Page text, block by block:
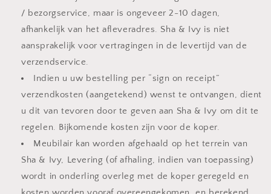
/ bezorgservice, maar is ongeveer 2-10 dagen,
afhankelijk van het afleveradres. Sha & Ivy is niet
aansprakelijk voor vertragingen in de levertijd van de
verzendservice.
Indien u uw bestelling per “sign on receipt”
verzendkosten (aangetekend) wenst te ontvangen, dient
u dit van tevoren door te geven aan Sha & Ivy om dit te
regelen. Bijkomende kosten zijn voor de koper.
Meubilair kan worden afgehaald op het terrein van
Sha & Ivy, Levering (of afhaling, indien van toepassing)
wordt in onderling overleg met de koper geregeld en